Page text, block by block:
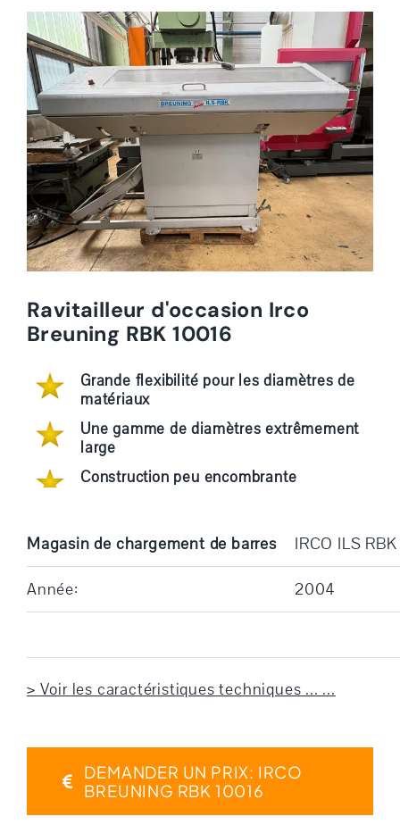
Ravitailleur d'occasion Irco
Breuning RBK 10016
Grande flexibilité pour les diamètres de
matériaux
Une gamme de diamètres extrêmement
large
Construction peu encombrante
Magasin de chargement de barres IRCO ILS
Année: 2004
> Voir les caractéristiques techniques ... ...
DEMANDER UN PRIX: IRCO
BREUNING RBK 10016